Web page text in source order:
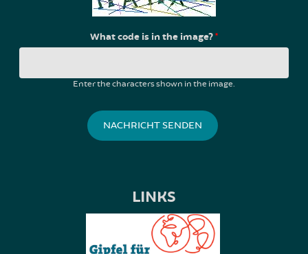
What code is in the image?*
Enter the characters shown in the image.
LINKS